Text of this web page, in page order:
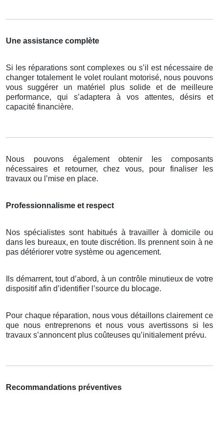
Une assistance complète
Si les réparations sont complexes ou s’il est nécessaire de
changer totalement le volet roulant motorisé, nous pouvons
vous suggérer un matériel plus solide et de meilleure
performance, qui s’adaptera à vos attentes, désirs et
capacité financière.
Nous pouvons également obtenir les composants
nécessaires et retourner, chez vous, pour finaliser les
travaux ou l’mise en place.
Professionnalisme et respect
Nos spécialistes sont habitués à travailler à domicile ou
dans les bureaux, en toute discrétion. Ils prennent soin à ne
pas détériorer votre système ou agencement.
Ils démarrent, tout d’abord, à un contrôle minutieux de votre
dispositif afin d’identifier l’source du blocage.
Pour chaque réparation, nous vous détaillons clairement ce
que nous entreprenons et nous vous avertissons si les
travaux s’annoncent plus coûteuses qu’initialement prévu.
Recommandations préventives